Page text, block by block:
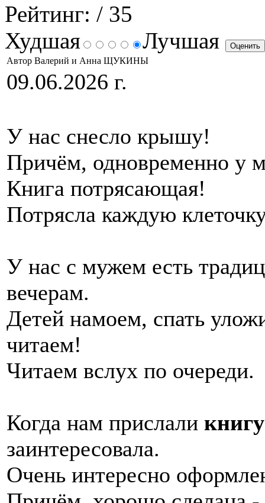
Рейтинг: / 35
Худшая
Лучшая
Автор Валерий и Анна ЩУКИНЫ
09.06.2026 г.
У нас снесло крышу!
Причём, одновременно у
Книга потрясающая!
Потрясла каждую
У нас с мужем есть
вечерам.
Детей намоем, спать
читаем!
Читаем вслух по очереди.
Когда нам прислали
заинтересовала.
Очень интересно